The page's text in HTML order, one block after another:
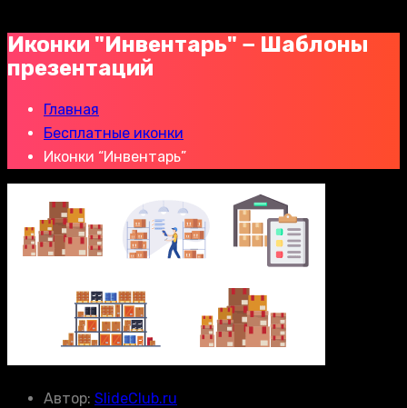
Иконки "Инвентарь" − Шаблоны
презентаций
Главная
Бесплатные иконки
Иконки “Инвентарь”
Автор: SlideClub.ru